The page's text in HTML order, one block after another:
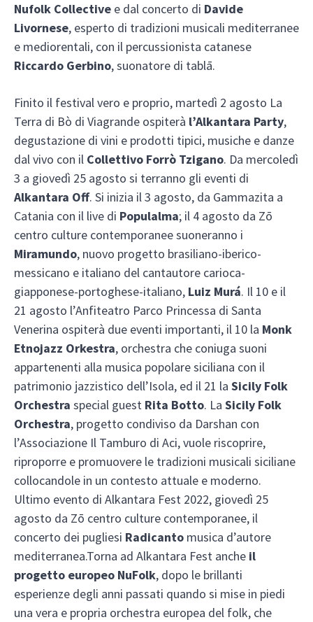
Nufolk Collective e dal concerto di Davide
Livornese, esperto di tradizioni musicali mediterranee
e mediorentali, con il percussionista catanese
Riccardo Gerbino, suonatore di tablā.
Finito il festival vero e proprio, martedì 2 agosto La
Terra di Bò di Viagrande ospiterà l’Alkantara Party,
degustazione di vini e prodotti tipici, musiche e danze
dal vivo con il Collettivo Forrò Tzigano. Da mercoledì
3 a giovedì 25 agosto si terranno gli eventi di
Alkantara Off. Si inizia il 3 agosto, da Gammazita a
Catania con il live di Populalma; il 4 agosto da Zō
centro culture contemporanee suoneranno i
Miramundo, nuovo progetto brasiliano-iberico-
messicano e italiano del cantautore carioca-
giapponese-portoghese-italiano, Luiz Murá. Il 10 e il
21 agosto l’Anfiteatro Parco Princessa di Santa
Venerina ospiterà due eventi importanti, il 10 la Monk
Etnojazz Orkestra, orchestra che coniuga suoni
appartenenti alla musica popolare siciliana con il
patrimonio jazzistico dell’Isola, ed il 21 la Sicily Folk
Orchestra special guest Rita Botto. La Sicily Folk
Orchestra, progetto condiviso da Darshan con
l’Associazione Il Tamburo di Aci, vuole riscoprire,
riproporre e promuovere le tradizioni musicali siciliane
collocandole in un contesto attuale e moderno.
Ultimo evento di Alkantara Fest 2022, giovedì 25
agosto da Zō centro culture contemporanee, il
concerto dei pugliesi Radicanto musica d’autore
mediterranea.Torna ad Alkantara Fest anche il
progetto europeo NuFolk, dopo le brillanti
esperienze degli anni passati quando si mise in piedi
una vera e propria orchestra europea del folk, che